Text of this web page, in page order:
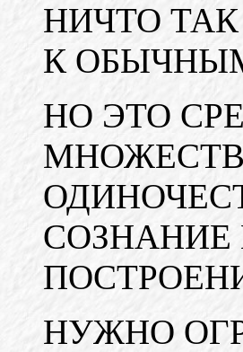
НИЧТО
К
НО ЭТО
НУЖНО